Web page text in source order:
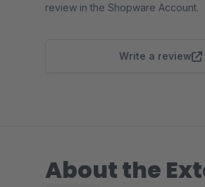
review in the Shopware Account.
Write a review
About the